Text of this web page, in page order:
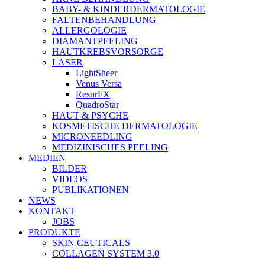
BABY- & KINDERDERMATOLOGIE
FALTENBEHANDLUNG
ALLERGOLOGIE
DIAMANTPEELING
HAUTKREBSVORSORGE
LASER
LightSheer
Venus Versa
ResurFX
QuadroStar
HAUT & PSYCHE
KOSMETISCHE DERMATOLOGIE
MICRONEEDLING
MEDIZINISCHES PEELING
MEDIEN
BILDER
VIDEOS
PUBLIKATIONEN
NEWS
KONTAKT
JOBS
PRODUKTE
SKIN CEUTICALS
COLLAGEN SYSTEM 3.0